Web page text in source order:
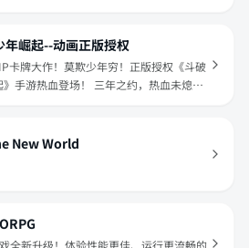
年崛起--动画正版授权
卡牌大作！莫欺少年穷！正版授权《斗破
手游热血登场！ 三年之约，热血未熄；
New World
全新升级！体验性能更佳、运行更流畅的